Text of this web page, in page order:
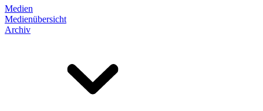
Medien
Medienübersicht
Archiv